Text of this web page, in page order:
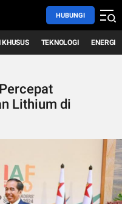
HUBUNGI
TEKNOLOGI ENERGI
Lithium di